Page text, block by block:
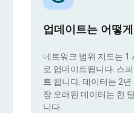
업데이트는 어떻
네트워크 범위 지도는 1
로 업데이트됩니다. 스
트 됩니다. 데이터는 2
장 오래된 데이터는 한
니다.